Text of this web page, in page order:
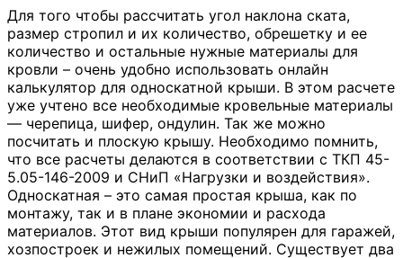
Для того чтобы рассчитать угол наклона ската,
размер стропил и их количество, обрешетку и ее
количество и остальные нужные материалы для
кровли – очень удобно использовать онлайн
калькулятор для односкатной крыши. В этом расчете
уже учтено все необходимые кровельные материалы
— черепица, шифер, ондулин. Так же можно
посчитать и плоскую крышу. Необходимо помнить,
что все расчеты делаются в соответствии с ТКП 45-
5.05-146-2009 и СНиП «Нагрузки и воздействия».
Односкатная – это самая простая крыша, как по
монтажу, так и в плане экономии и расхода
материалов. Этот вид крыши популярен для гаражей,
хозпостроек и нежилых помещений. Существует два